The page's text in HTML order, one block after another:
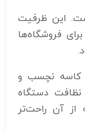
است. این ظرفیت
فروشگاه‌ها
کاسه نچسب و
دستگاه
از آن راحت‌تر